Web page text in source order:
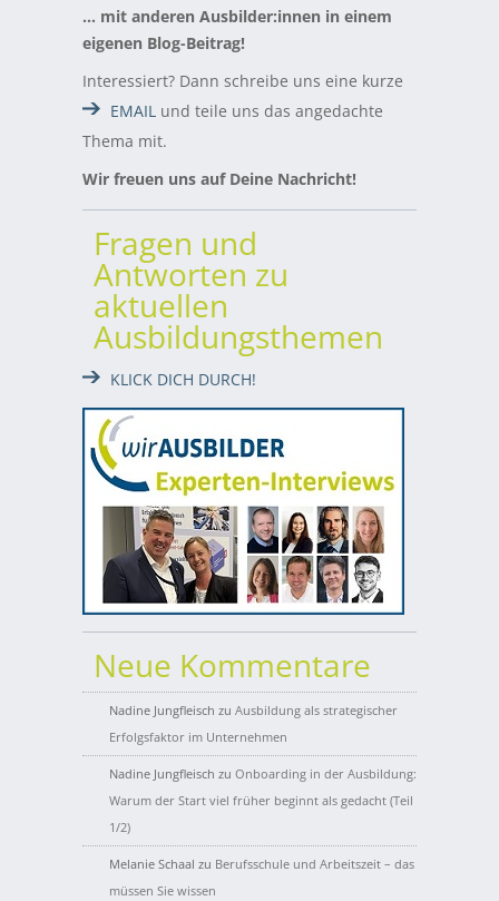
… mit anderen Ausbilder:innen in einem
eigenen Blog-Beitrag!
Interessiert? Dann schreibe uns eine kurze
EMAIL und teile uns das angedachte
Thema mit.
Wir freuen uns auf Deine Nachricht!
Fragen und
Antworten zu
aktuellen
Ausbildungsthemen
KLICK DICH DURCH!
Neue Kommentare
Nadine Jungfleisch zu Ausbildung als strategischer
Erfolgsfaktor im Unternehmen
Nadine Jungfleisch zu Onboarding in der Ausbildung:
Warum der Start viel früher beginnt als gedacht (Teil
1/2)
Melanie Schaal zu Berufsschule und Arbeitszeit – das
müssen Sie wissen